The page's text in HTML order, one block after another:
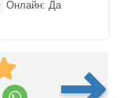
Онлайн: Да